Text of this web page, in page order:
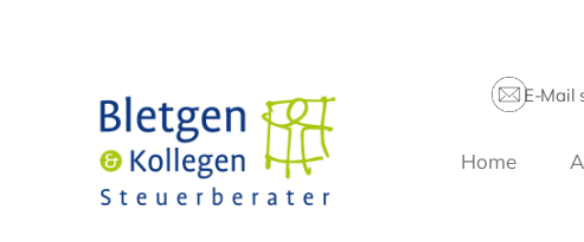
E-Mail
Home